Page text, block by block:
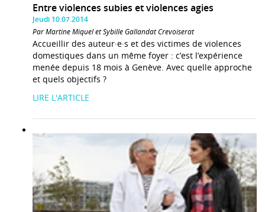
Entre violences subies et violences agies
Jeudi 10.07.2014
Par Martine Miquel et Sybille Gallandat Crevoiserat
Accueillir des auteur·e·s et des victimes de violences
domestiques dans un même foyer : c’est l’expérience
menée depuis 18 mois à Genève. Avec quelle approche
et quels objectifs ?
LIRE L'ARTICLE